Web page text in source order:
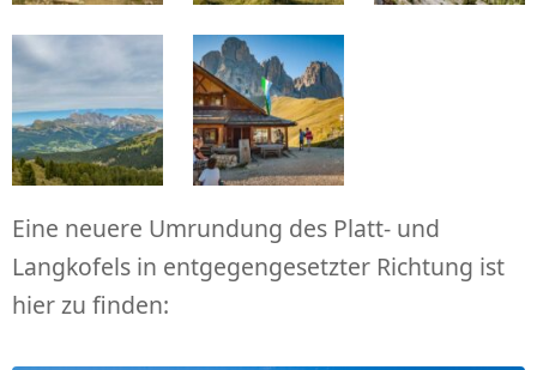
Eine neuere Umrundung des Platt- und
Langkofels in entgegengesetzter Richtung ist
hier zu finden: